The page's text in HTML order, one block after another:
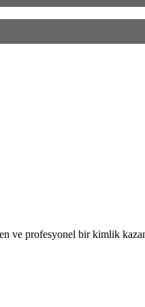
ve profesyonel bir kimlik